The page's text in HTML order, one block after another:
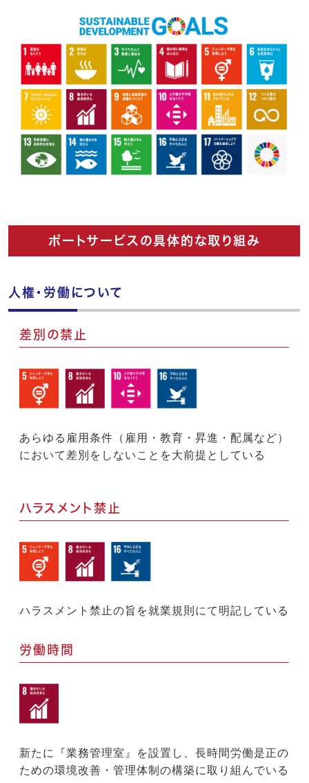
ポートサービスの具体的な取り組み
人権・労働について
差別の禁止
あらゆる雇用条件（雇用・教育・昇進・配属など）
において差別をしないことを大前提としている
ハラスメント禁止
ハラスメント禁止の旨を就業規則にて明記している
労働時間
新たに『業務管理室』を設置し、長時間労働是正の
ための環境改善・管理体制の構築に取り組んでいる